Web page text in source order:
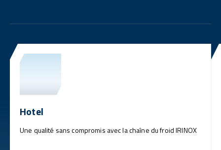
Hotel
Une qualité sans compromis avec la chaîne du froid IRINOX